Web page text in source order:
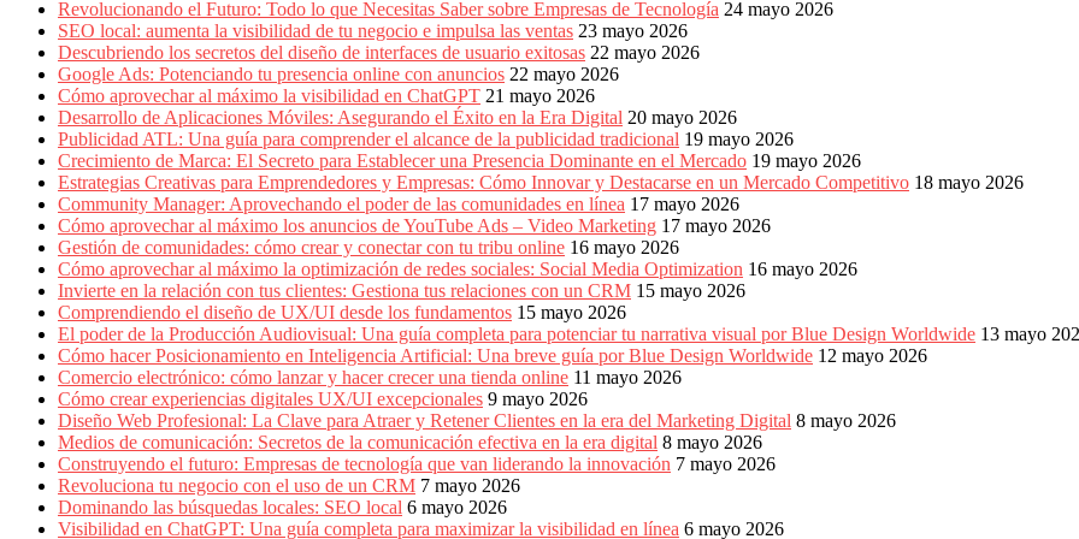
Producción
Gráfica
Colombia.
Revolucionando el Futuro: Todo lo que Necesitas Saber sobre Empresas de Tecnología 24 mayo 2026
SEO local: aumenta la visibilidad de tu negocio e impulsa las ventas 23 mayo 2026
Descubriendo los secretos del diseño de interfaces de usuario exitosas 22 mayo 2026
Google Ads: Potenciando tu presencia online con anuncios 22 mayo 2026
Cómo aprovechar al máximo la visibilidad en ChatGPT 21 mayo 2026
Desarrollo de Aplicaciones Móviles: Asegurando el Éxito en la Era Digital 20 mayo 2026
Publicidad ATL: Una guía para comprender el alcance de la publicidad tradicional 19 mayo 2026
Crecimiento de Marca: El Secreto para Establecer una Presencia Dominante en el Mercado 19 mayo 2026
Estrategias Creativas para Emprendedores y Empresas: Cómo Innovar y Destacarse en un Mercado Competitivo 18 mayo 2026
Community Manager: Aprovechando el poder de las comunidades en línea 17 mayo 2026
Cómo aprovechar al máximo los anuncios de YouTube Ads – Video Marketing 17 mayo 2026
Gestión de comunidades: cómo crear y conectar con tu tribu online 16 mayo 2026
Cómo aprovechar al máximo la optimización de redes sociales: Social Media Optimization 16 mayo 2026
Invierte en la relación con tus clientes: Gestiona tus relaciones con un CRM 15 mayo 2026
Comprendiendo el diseño de UX/UI desde los fundamentos 15 mayo 2026
El poder de la Producción Audiovisual: Una guía completa para potenciar tu narrativa visual por Blue Design Worldwide 13 mayo
Cómo hacer Posicionamiento en Inteligencia Artificial: Una breve guía por Blue Design Worldwide 12 mayo 2026
Comercio electrónico: cómo lanzar y hacer crecer una tienda online 11 mayo 2026
Cómo crear experiencias digitales UX/UI excepcionales 9 mayo 2026
Diseño Web Profesional: La Clave para Atraer y Retener Clientes en la era del Marketing Digital 8 mayo 2026
Medios de comunicación: Secretos de la comunicación efectiva en la era digital 8 mayo 2026
Construyendo el futuro: Empresas de tecnología que van liderando la innovación 7 mayo 2026
Revoluciona tu negocio con el uso de un CRM 7 mayo 2026
Dominando las búsquedas locales: SEO local 6 mayo 2026
Visibilidad en ChatGPT: Una guía completa para maximizar la visibilidad en línea 6 mayo 2026